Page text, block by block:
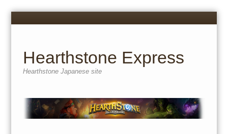
Menu
Hearthstone Express
Hearthstone Japanese site